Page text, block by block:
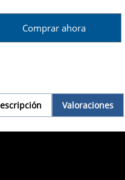
Comprar ahora
Valoraciones